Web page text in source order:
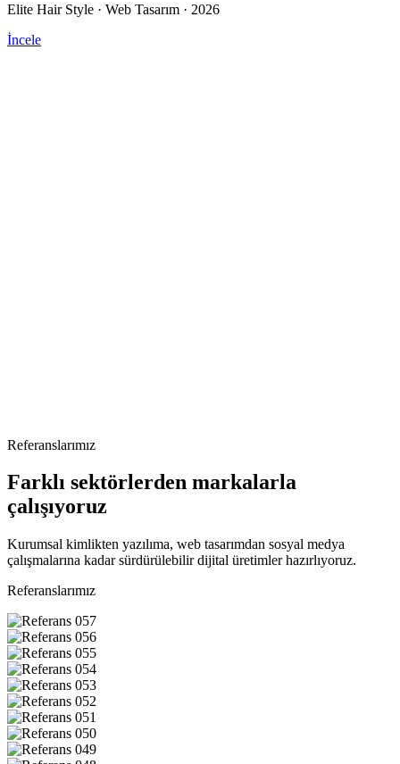
Elite Hair Style · Web Tasarım · 2026
İncele
Referanslarımız
Farklı sektörlerden markalarla
çalışıyoruz
Kurumsal kimlikten yazılıma, web tasarımdan sosyal medya
çalışmalarına kadar sürdürülebilir dijital üretimler hazırlıyoruz.
Referanslarımız